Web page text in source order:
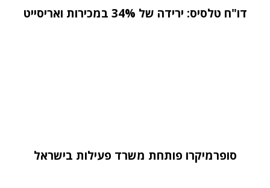
דו"ח טלסיס: ירידה של 34% במכירות ואריסייט
סופרמיקרו פותחת משרד פעילות בישראל